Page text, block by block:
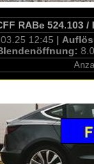
RABe 524.103
12:45 |